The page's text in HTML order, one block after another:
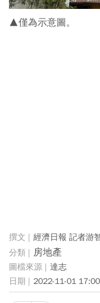
▲僅為示意圖。
經濟日報 記者游
房地產
達志
2022-11-01 17:00